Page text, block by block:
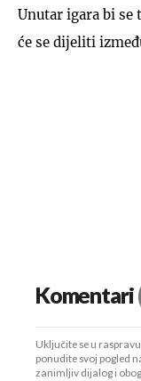
Unutar igara bi se
će se dijeliti
Komentari
Uključite se u
ponudite svoj pogled
zanimljiv dijalog i